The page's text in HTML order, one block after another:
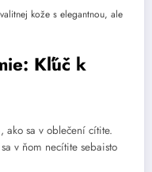
kože s elegantnou, ale
Kľúč k
ako sa v oblečení cítite.
v ňom necítite sebaisto